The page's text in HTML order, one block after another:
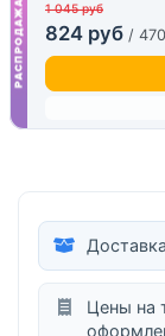
1 045 руб
824 руб /
Цены на